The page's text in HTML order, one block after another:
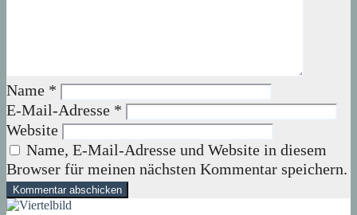
Name *
E-Mail-Adresse *
Website
Name, E-Mail-Adresse und Website in diesem
Browser für meinen nächsten Kommentar speichern.